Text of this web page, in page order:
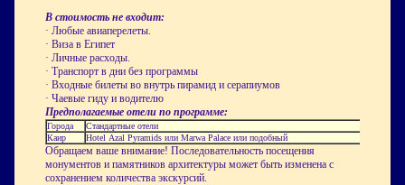
В стоимость не входит:
· Любые авиаперелеты.
· Виза в Египет
· Личные расходы.
· Транспорт в дни без программы
· Входные билеты во внутрь пирамид и серапиумов
· Чаевые гиду и водителю
Предполагаемые отели по программе:
Города
Стандартные отели
Каир
Hotel Azal Pyramids или Мarwa Palace или подобный
Обращаем ваше внимание! Последовательность посещения
монументов и памятников архитектуры может быть изменена с
сохранением количества экскурсий.